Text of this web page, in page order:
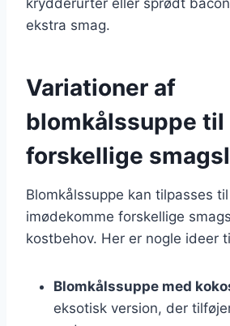
ekstra smag.
Variationer af
blomkålssuppe til
forskellige
Blomkålssuppe kan tilpasses
imødekomme forskellige
kostbehov. Her er nogle ideer
Blomkålssuppe med
eksotisk version, der